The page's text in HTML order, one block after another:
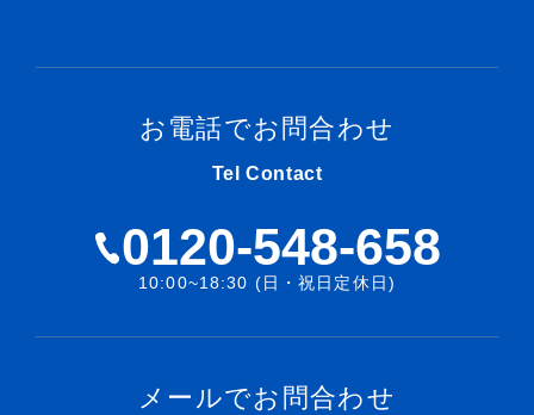
お電話でお問合わせ
Tel Contact
0120-548-658
10:00~18:30 (日・祝日定休日)
メールでお問合わせ